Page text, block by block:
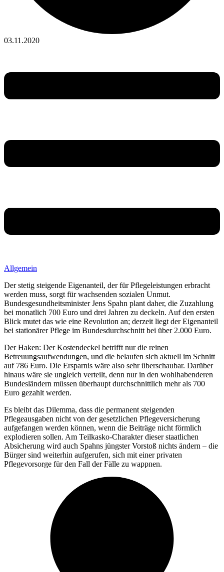
03.11.2020
Allgemein
Der stetig steigende Eigenanteil, der für Pflegeleistungen erbracht
werden muss, sorgt für wachsenden sozialen Unmut.
Bundesgesundheitsminister Jens Spahn plant daher, die Zuzahlung
bei monatlich 700 Euro und drei Jahren zu deckeln. Auf den ersten
Blick mutet das wie eine Revolution an; derzeit liegt der Eigenanteil
bei stationärer Pflege im Bundesdurchschnitt bei über 2.000 Euro.
Der Haken: Der Kostendeckel betrifft nur die reinen
Betreuungsaufwendungen, und die belaufen sich aktuell im Schnitt
auf 786 Euro. Die Ersparnis wäre also sehr überschaubar. Darüber
hinaus wäre sie ungleich verteilt, denn nur in den wohlhabenderen
Bundesländern müssen überhaupt durchschnittlich mehr als 700
Euro gezahlt werden.
Es bleibt das Dilemma, dass die permanent steigenden
Pflegeausgaben nicht von der gesetzlichen Pflegeversicherung
aufgefangen werden können, wenn die Beiträge nicht förmlich
explodieren sollen. Am Teilkasko-Charakter dieser staatlichen
Absicherung wird auch Spahns jüngster Vorstoß nichts ändern – die
Bürger sind weiterhin aufgerufen, sich mit einer privaten
Pflegevorsorge für den Fall der Fälle zu wappnen.